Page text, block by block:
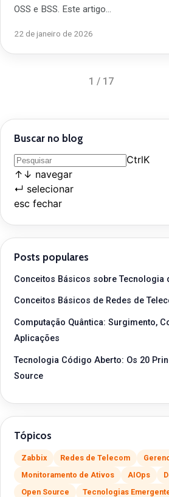
OSS e BSS. Este artigo…
22 de janeiro de 2026
1 / 17
Buscar no blog
CtrlK
↑ ↓ navegar
↵ selecionar
esc fechar
Posts populares
Conceitos Básicos sobre Tecnologia
Conceitos Básicos de Redes de
Computação Quântica: Surgimento,
Aplicações
Tecnologia Código Aberto: Os 20
Source
Tópicos
Zabbix Redes de Telecom
Monitoramento de Ativos
AIOps
Open Source
Tecnologias